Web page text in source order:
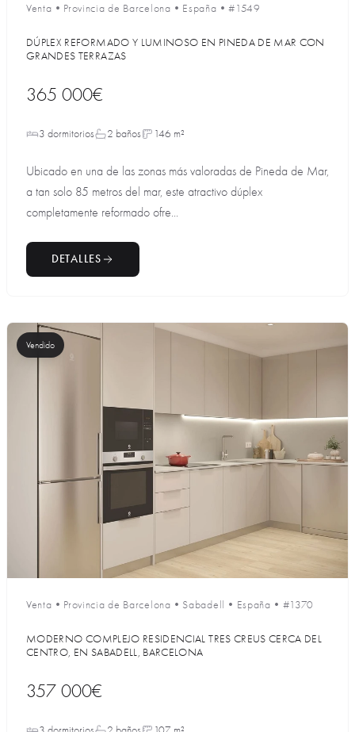
Venta • Provincia de Barcelona • España •#1549
DÚPLEX REFORMADO Y LUMINOSO EN PINEDA DE MAR CON
GRANDES TERRAZAS
365 000€
3 dormitorios 2 baños 146 m²
Ubicado en una de las zonas más valoradas de Pineda de Mar,
a tan solo 85 metros del mar, este atractivo dúplex
completamente reformado ofre...
DETALLES
Vendido
Venta • Provincia de Barcelona • Sabadell • España • #1370
MODERNO COMPLEJO RESIDENCIAL TRES CREUS CERCA DEL
CENTRO, EN SABADELL, BARCELONA
357 000€